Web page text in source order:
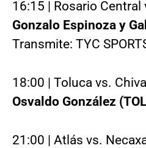
16:15 | Rosario Central
Gonzalo Espinoza y
Transmite: TYC
18:00 | Toluca vs.
Osvaldo González
21:00 | Atlás vs.